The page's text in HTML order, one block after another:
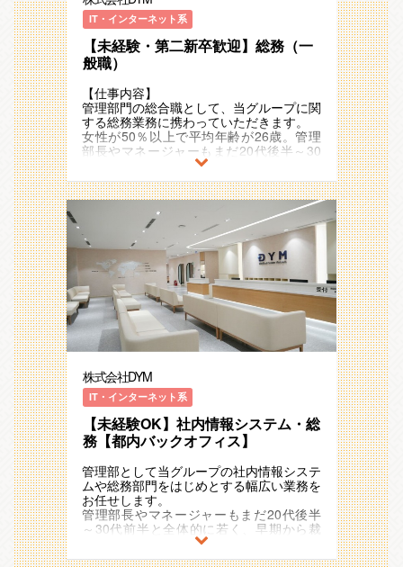
ラットな関係なので先輩や上司との距離も
近く、自ら動いて刺激しあいながら成長で
きる環境です。
（３）成長スピード
未経験から入社して1年後には役職を得て
はマネージャーを目指せる環境です。
気です。スタッフの9割が未経験から始め
ていますのでわからないことも質問しやす
く、どんな方でも馴染める環境です。
■キャリアパス
優秀な成果を挙げた社員は、新規事業の責
任者に抜擢したり、海外部門の責任者やグ
ループ会社の社長など、非常に魅力的かつ
スピード感のあるキャリアステップを進む
事が可能です。
以下はその一例です。
・エグゼクティブリーダー/専門商社出
身、入社当時 社会人経験3年目
中途入社後、新規事業部立ち上げの事務と
して配属→入社1年後、サブリーダーに昇
格→その後様々な新規事業立ち上げを経
験、入社4年後エグゼクティブリーダーに
昇格
■産業医対応
■社宅管理
■住民税対応
■人事評価対応
DYMとグループ会社の労務管理全般を担
当
■ファシリティ管理
■備品発注などの社内で発生する様々な依
頼の対応
■社内のインフラの構築を目的としたICT
■システム導入
【会社の雰囲気】
平均年齢は26歳。幹部層の半分が20代と
若いメンバーが活躍しています。
同社代表もまだ42歳と若い経営者、非常
にフランクで社員との距離も近くコミュニ
ケーションが取りやすい環境です。
高い目標を掲げ、チャレジし続ける、アグ
レッシブで意識の高い社員ばかりです。
20代半ばで、10名以上のマネジメントを
と、年齢や社歴に関係なく、実力に応じて
ポジションが与えられる環境です。
【同社独自の福利厚生】
代表が医療法人も経営しているため、提携
先クリニックの利用であれば、医療費は会
社が全額負担。その他にもインフルエンザ
の集団予防接種など医療面で手厚いサポー
トがあります。
【重要ポジションへの抜擢事例】
取締役、執行役員は全員30代前半。若い
メンバーが活躍しています。幹部層の半分
IT・インターネット系
【未経験・第二新卒歓迎】総務（一
般職）
【仕事内容】
管理部門の総合職として、当グループに関
する総務業務に携わっていただきます。
女性が50％以上で平均年齢が26歳。管理
部長やマネージャーもまだ20代後半～30
代前半と非常に若い組織ですので、若手に
どんどん仕事を任せていきます。
【業務内容】
管理部内の総務担当として下記業務をお任
せします。
■ファシリティ管理
■備品発注などの社内で発生する様々な依
頼の対応
■社内のインフラの構築を目的としたICT
活用
■ネットワーク通信機器導入
■システム導入
【会社の雰囲気】
平均年齢は26歳。幹部層の半分が20代と
若いメンバーが活躍しています。
同社代表もまだ42歳と若い経営者、非常
にフランクで社員との距離も近くコミュニ
ケーションが取りやすい環境です。
高い目標を掲げ、チャレジし続ける、アグ
レッシブで意識の高い社員ばかりです。
20代半ばで、10名以上のマネジメントを
担当したり、入社6ヵ月で役職に就いたり
と、年齢や社歴に関係なく、実力に応じて
株式会社DYM
IT・インターネット系
【未経験OK】社内情報システム・総
務【都内バックオフィス】
管理部として当グループの社内情報システ
ムや総務部門をはじめとする幅広い業務を
お任せします。
管理部長やマネージャーもまだ20代後半
～30代前半と全体的に若く、早期から裁
量を持って働ける組織です。